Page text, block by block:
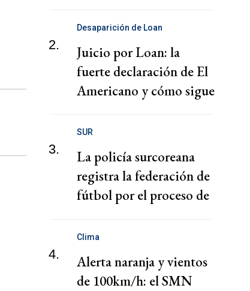
2.
Desaparición de Loan
Juicio por Loan: la
fuerte declaración de El
Americano y cómo sigue
3.
SUR
La policía surcoreana
registra la federación de
fútbol por el proceso de
4.
Clima
Alerta naranja y vientos
de 100km/h: el SMN